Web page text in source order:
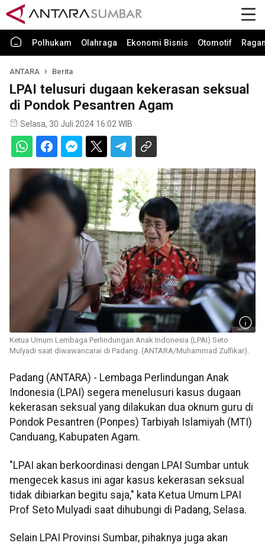
Polhukam Olahraga Ekonomi Bisnis Otomotif
ANTARA Berita
LPAI telusuri dugaan kekerasan seksual
di Pondok Pesantren Agam
Selasa, 30 Juli 2024 16:02 WIB
Ketua Umum Lembaga Perlindungan Anak Indonesia (LPAI) Seto
Mulyadi saat diwawancarai di Padang. (ANTARA/Muhammad Zulfikar).
Padang (ANTARA) - Lembaga Perlindungan Anak
Indonesia (LPAI) segera menelusuri kasus dugaan
kekerasan seksual yang dilakukan dua oknum guru di
Pondok Pesantren (Ponpes) Tarbiyah Islamiyah (MTI)
Canduang, Kabupaten Agam.
"LPAI akan berkoordinasi dengan LPAI Sumbar untuk
mengecek kasus ini agar kasus kekerasan seksual
tidak dibiarkan begitu saja," kata Ketua Umum LPAI
Prof Seto Mulyadi saat dihubungi di Padang, Selasa.
Selain LPAI Provinsi Sumbar, pihaknya juga akan